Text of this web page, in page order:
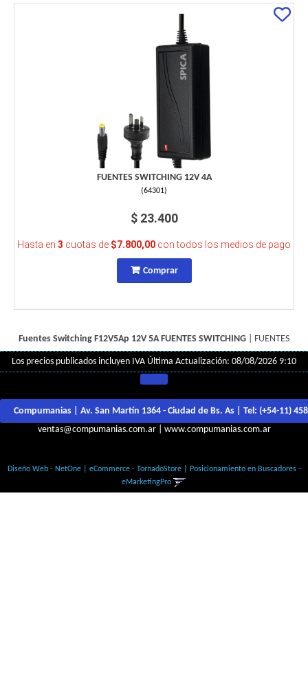
FUENTES SWITCHING 12V 4A
(64301)
$ 23.400
Hasta en 3 cuotas de $7.800,00 con todos los medios de pago
Comprar
Fuentes Switching F12V5Ap 12V 5A FUENTES SWITCHING FUENTES
Los precios publicados incluyen IVA Última Actualización: 08/08/2026 9:10
Compumanias | Av. San Martín 1364 - Ciudad de Bs. As | Tel: (+54-11)
ventas@compumanias.com.ar| www.compumanias.com.ar
Diseño Web - NetOne| eCommerce - TornadoStore| Posicionamiento en Buscadores -
eMarketingPro